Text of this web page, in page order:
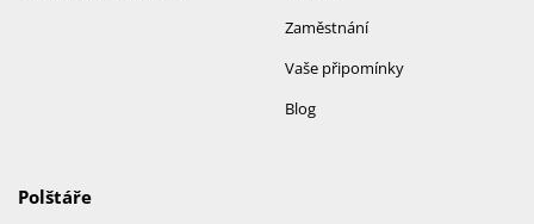
Zaměstnání
Vaše připomínky
Blog
Polštáře